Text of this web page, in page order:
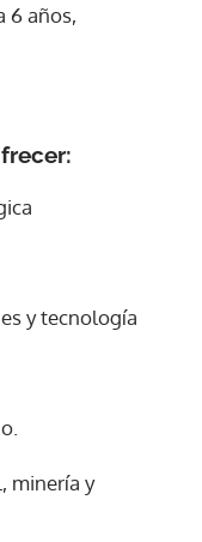
6 años,
y tecnología
minería y